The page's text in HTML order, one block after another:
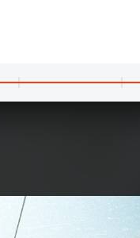
1965 · Pápa
Kossuth Lajos utca, jobbra a Deák Ferenc